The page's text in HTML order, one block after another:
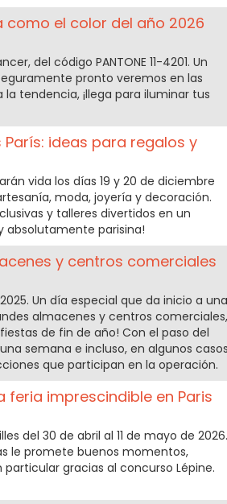
como el color del año 2026
del código PANTONE 11-4201. Un
pronto veremos en las
tendencia, ¡llega para iluminar tus
París: ideas para regalos y
vida los días 19 y 20 de diciembre
moda, joyería y decoración.
y talleres divertidos en un
absolutamente parisina!
y centros comerciales
Un día especial que da inicio a una
almacenes y centros comerciales,
de fin de año! Con el paso del
semana e incluso, en algunos
que participan en la operación.
feria imprescindible en Paris
del 30 de abril al 11 de mayo de 2026.
le promete buenos momentos,
gracias al concurso Lépine.